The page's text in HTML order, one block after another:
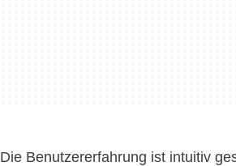
Die Benutzererfahrung ist intuitiv